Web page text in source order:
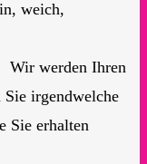
weich,
Wir werden Ihren
irgendwelche
Sie erhalten